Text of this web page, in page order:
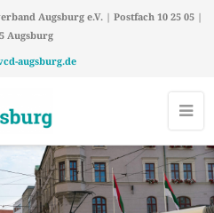
Augsburg e.V. | Postfach 10 25 05 |
Augsburg
augsburg.de